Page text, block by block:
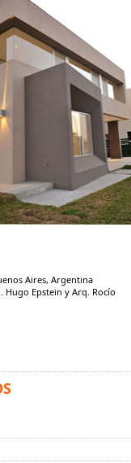
Aires, Argentina
Hugo Epstein y Arq. Rocío